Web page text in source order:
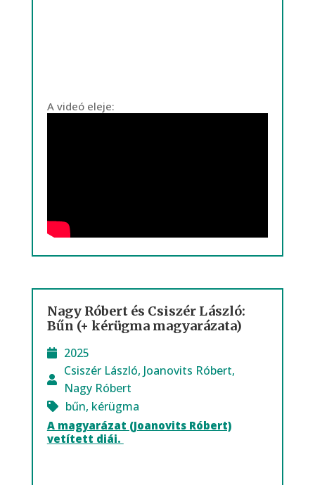
A videó eleje:
Nagy Róbert és Csiszér László:
Bűn (+ kérügma magyarázata)
2025
Csiszér László, Joanovits Róbert,
Nagy Róbert
bűn, kérügma
A magyarázat (Joanovits Róbert)
vetített diái.